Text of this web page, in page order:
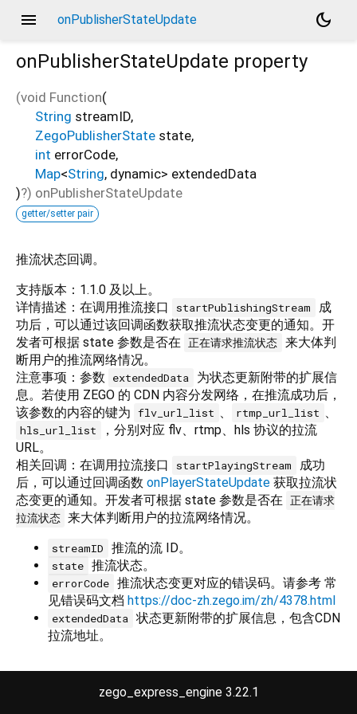
menu onPublisherStateUpdate
dark_mode
onPublisherStateUpdate property
(void Function(
String streamID,
ZegoPublisherState state,
int errorCode,
Map<String, dynamic> extendedData
)?) onPublisherStateUpdate
getter/setter pair
推流状态回调。
支持版本：1.1.0 及以上。
详情描述：在调用推流接口
startPublishingStream
成
功后，可以通过该回调函数获取推流状态变更的通知。开
发者可根据 state 参数是否在 正在请求推流状态 来大体判
断用户的推流网络情况。
注意事项：参数
extendedData
为状态更新附带的扩展信
息。若使用 ZEGO 的 CDN 内容分发网络，在推流成功后，
该参数的内容的键为 flv_url_list 、 rtmp_url_list 、
hls_url_list
，分别对应 flv、rtmp、hls 协议的拉流
URL。
相关回调：在调用拉流接口
startPlayingStream
成功
后，可以通过回调函数 onPlayerStateUpdate 获取拉流状
态变更的通知。开发者可根据 state 参数是否在 正在请求
拉流状态 来大体判断用户的拉流网络情况。
streamID 推流的流 ID。
state 推流状态。
errorCode 推流状态变更对应的错误码。请参考 常
见错误码文档 https://doc-zh.zego.im/zh/4378.html
extendedData 状态更新附带的扩展信息，包含CDN
拉流地址。
Implementationzego_express_engine 3.22.1